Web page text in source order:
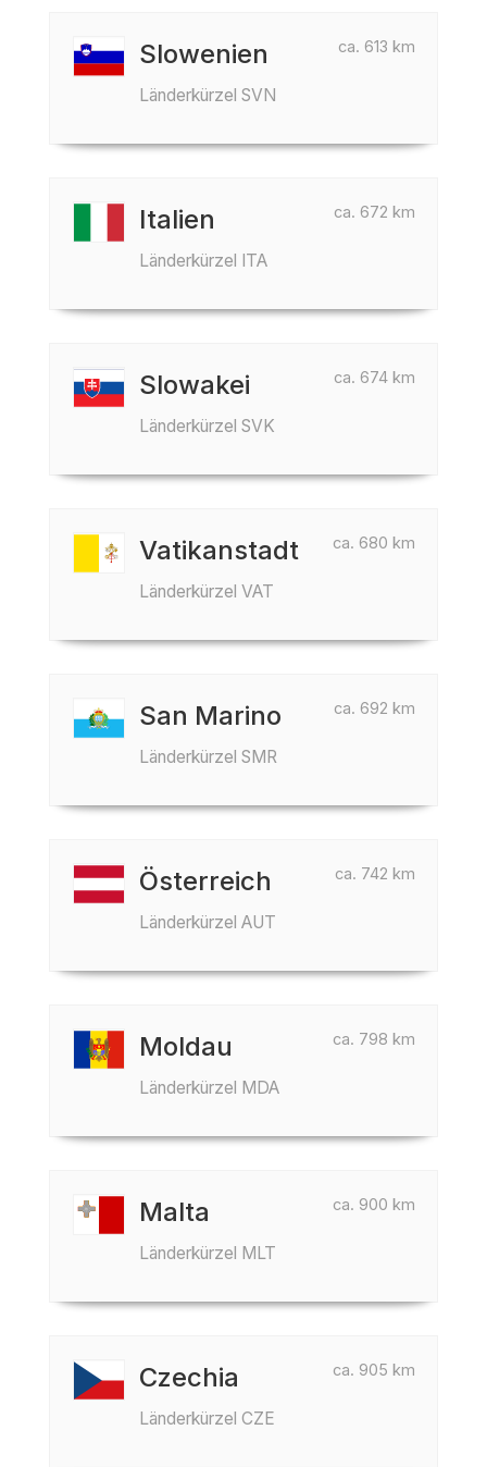
ca. 613 km
Slowenien
Länderkürzel SVN
ca. 672 km
Italien
Länderkürzel ITA
ca. 674 km
Slowakei
Länderkürzel SVK
ca. 680 km
Vatikanstadt
Länderkürzel VAT
ca. 692 km
San Marino
Länderkürzel SMR
ca. 742 km
Österreich
Länderkürzel AUT
ca. 798 km
Moldau
Länderkürzel MDA
ca. 900 km
Malta
Länderkürzel MLT
ca. 905 km
Czechia
Länderkürzel CZE